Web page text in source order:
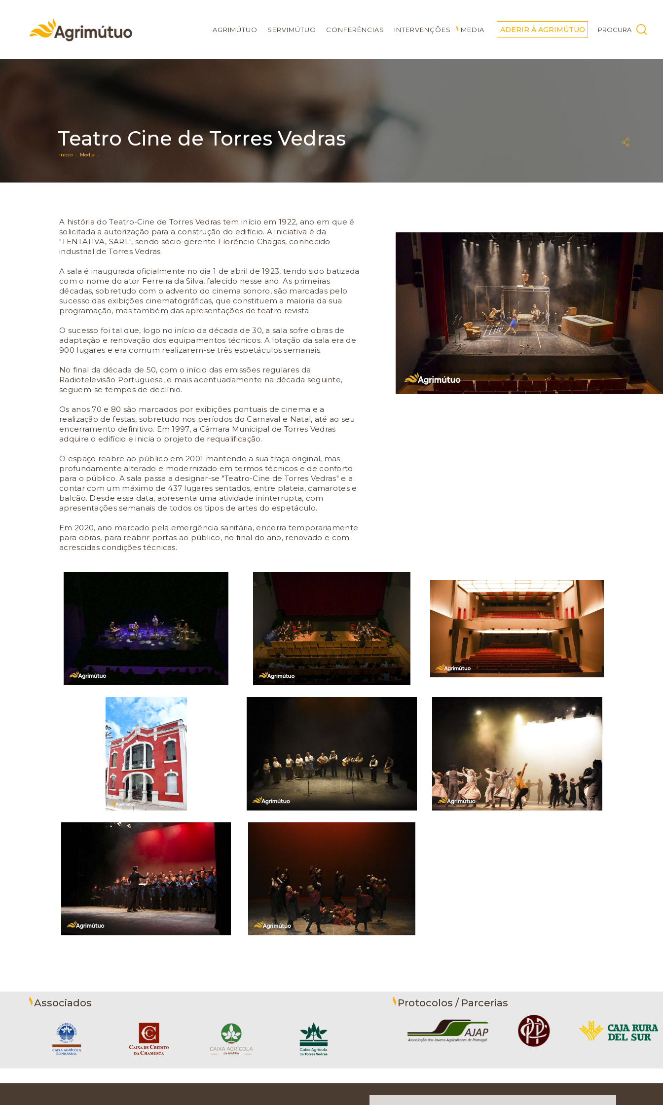
AGRIMÚTUO SERVIMÚTUO CONFERÊNCIAS INTERVENÇÕES MEDIA ADERIR À AGRIMÚTUO PROCURA
Teatro Cine de Torres Vedras
Início · Media ·
A história do Teatro-Cine de Torres Vedras tem início em 1922, ano em que é
solicitada a autorização para a construção do edifício. A iniciativa é da
"TENTATIVA, SARL", sendo sócio-gerente Florêncio Chagas, conhecido
industrial de Torres Vedras.
A sala é inaugurada oficialmente no dia 1 de abril de 1923, tendo sido batizada
com o nome do ator Ferreira da Silva, falecido nesse ano. As primeiras
décadas, sobretudo com o advento do cinema sonoro, são marcadas pelo
sucesso das exibições cinematográficas, que constituem a maioria da sua
programação, mas também das apresentações de teatro revista.
O sucesso foi tal que, logo no início da década de 30, a sala sofre obras de
adaptação e renovação dos equipamentos técnicos. A lotação da sala era de
900 lugares e era comum realizarem-se três espetáculos semanais.
No final da década de 50, com o início das emissões regulares da
Radiotelevisão Portuguesa, e mais acentuadamente na década seguinte,
seguem-se tempos de declínio.
Os anos 70 e 80 são marcados por exibições pontuais de cinema e a
realização de festas, sobretudo nos períodos do Carnaval e Natal, até ao seu
encerramento definitivo. Em 1997, a Câmara Municipal de Torres Vedras
adquire o edifício e inicia o projeto de requalificação.
O espaço reabre ao público em 2001 mantendo a sua traça original, mas
profundamente alterado e modernizado em termos técnicos e de conforto
para o público. A sala passa a designar-se "Teatro-Cine de Torres Vedras" e a
contar com um máximo de 437 lugares sentados, entre plateia, camarotes e
balcão. Desde essa data, apresenta uma atividade ininterrupta, com
apresentações semanais de todos os tipos de artes do espetáculo.
Em 2020, ano marcado pela emergência sanitária, encerra temporariamente
para obras, para reabrir portas ao público, no final do ano, renovado e com
acrescidas condições técnicas.
Associados Protocolos / Parcerias